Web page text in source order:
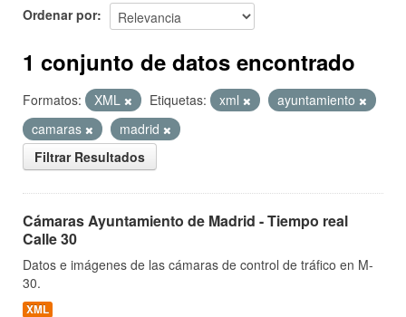
Ordenar por
1 conjunto de datos encontrado
Formatos: XML Etiquetas: xml
ayuntamiento
camaras
madrid
Filtrar Resultados
Cámaras Ayuntamiento de Madrid - Tiempo real
Calle 30
Datos e imágenes de las cámaras de control de tráfico en M-
30.
XML